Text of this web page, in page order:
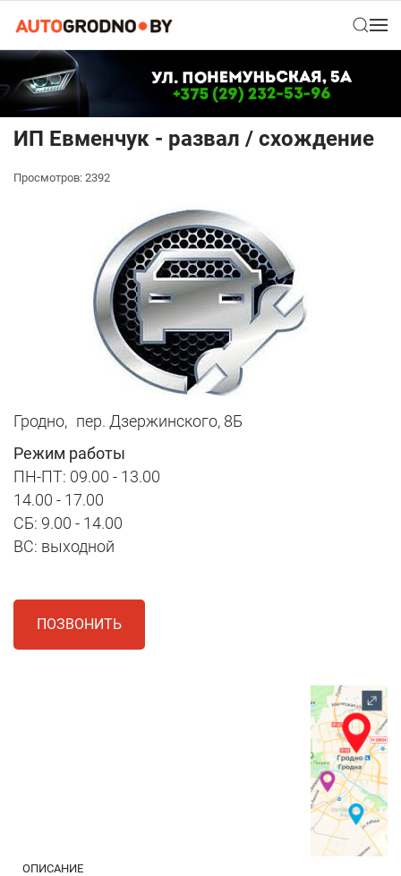
ИП Евменчук - развал / схождение
Просмотров: 2392
Гродно, пер. Дзержинского, 8Б
Режим работы
ПН-ПТ: 09.00 - 13.00
14.00 - 17.00
СБ: 9.00 - 14.00
ВС: выходной
ПОЗВОНИТЬ
ОПИСАНИЕ